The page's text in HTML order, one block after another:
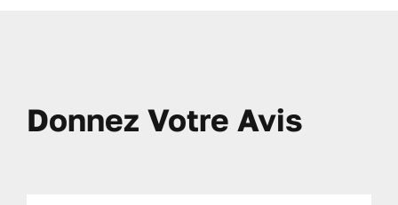
Donnez Votre Avis